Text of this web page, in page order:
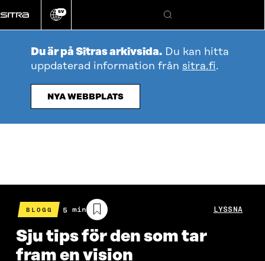
direkt
till
Ändra
språk
SV
Sök
Du är på Sitras arkivsida. Du kan hitta
uppdaterad information från sitra.fi.
NYA WEBBPLATS
BLOGG
Beräknad
läsningstid
5 min LYSSNA
Sju tips för den som tar
fram en vision